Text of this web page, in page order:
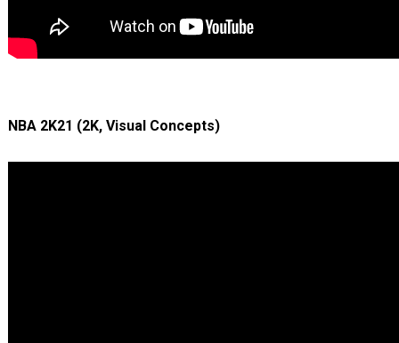
NBA 2K21 (2K, Visual Concepts)